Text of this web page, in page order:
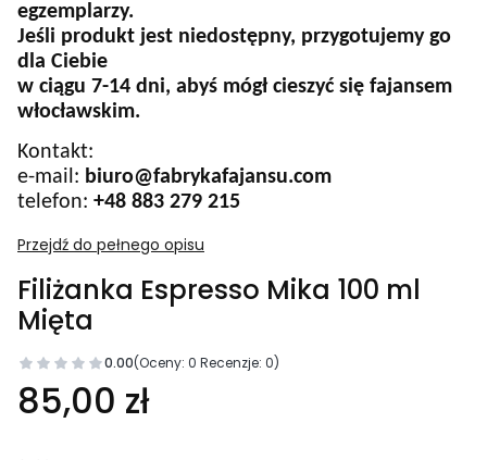
egzemplarzy.
Jeśli produkt jest niedostępny, przygotujemy go
dla Ciebie
w ciągu 7-14 dni, abyś mógł cieszyć się fajansem
włocławskim.
Kontakt:
e-mail: biuro@fabrykafajansu.com
telefon: +48 883 279 215
Przejdź do pełnego opisu
Filiżanka Espresso Mika 100 ml
Mięta
0.00(Oceny: 0 Recenzje: 0)
Cena
85,00 zł